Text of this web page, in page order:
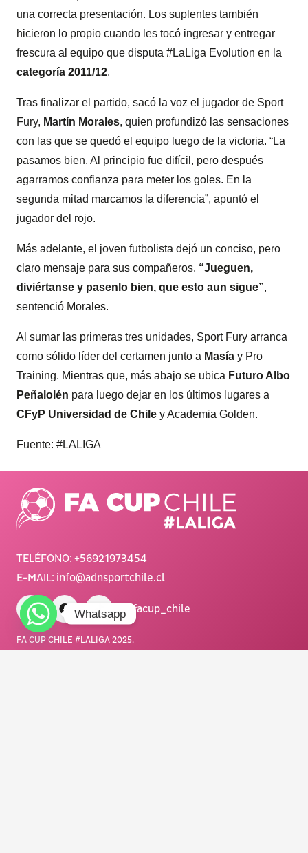
una correcta presentación. Los suplentes también
hicieron lo propio cuando les tocó ingresar y entregar
frescura al equipo que disputa #LaLiga Evolution en la
categoría 2011/12.
Tras finalizar el partido, sacó la voz el jugador de Sport
Fury, Martín Morales, quien profundizó las sensaciones
con las que se quedó el equipo luego de la victoria. “La
pasamos bien. Al principio fue difícil, pero después
agarramos confianza para meter los goles. En la
segunda mitad marcamos la diferencia”, apuntó el
jugador del rojo.
Más adelante, el joven futbolista dejó un conciso, pero
claro mensaje para sus compañeros. “Jueguen,
diviértanse y pasenlo bien, que esto aun sigue”,
sentenció Morales.
Al sumar las primeras tres unidades, Sport Fury arranca
como sólido líder del certamen junto a Masía y Pro
Training. Mientras que, más abajo se ubica Futuro Albo
Peñalolén para luego dejar en los últimos lugares a
CFyP Universidad de Chile y Academia Golden.
Fuente: #LALIGA
TELÉFONO: +56921973454
E-MAIL: info@adnsportchile.cl
/ facup_chile
FA CUP CHILE #LALIGA 2025.
Whatsapp